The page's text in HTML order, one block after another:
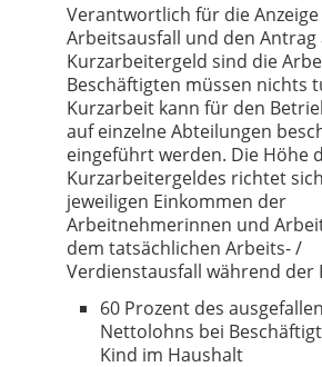
Verantwortlich für die
Arbeitsausfall und den Antrag
Kurzarbeitergeld sind die
Beschäftigten müssen nichts
Kurzarbeit kann für den
auf einzelne Abteilungen
eingeführt werden. Die Höhe
Kurzarbeitergeldes richtet
jeweiligen Einkommen der
Arbeitnehmerinnen und
dem tatsächlichen Arbeits- /
Verdienstausfall während der
60 Prozent des
Nettolohns bei
Kind im Haushalt